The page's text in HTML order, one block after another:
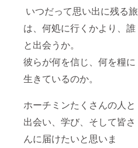
いつだって思い出に残る旅
は、何処に行くかより、誰
と出会うか。
彼らが何を信じ、何を糧に
生きているのか。
ホーチミンたくさんの人と
出会い、学び、そして皆さ
んに届けたいと思いま